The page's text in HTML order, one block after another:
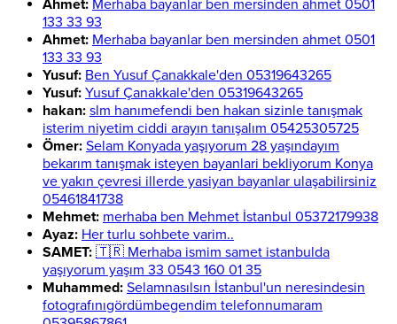
Ahmet: Merhaba bayanlar ben mersinden ahmet 0501
133 33 93
Ahmet: Merhaba bayanlar ben mersinden ahmet 0501
133 33 93
Yusuf: Ben Yusuf Çanakkale'den 05319643265
Yusuf: Yusuf Çanakkale'den 05319643265
hakan: slm hanımefendi ben hakan sizinle tanışmak
isterim niyetim ciddi arayın tanışalım 05425305725
Ömer: Selam Konyada yaşıyorum 28 yaşındayım
bekarım tanışmak isteyen bayanlari bekliyorum Konya
ve yakın çevresi illerde yasiyan bayanlar ulaşabilirsiniz
05461841738
Mehmet: merhaba ben Mehmet İstanbul 05372179938
Ayaz: Her turlu sohbete varim..
SAMET: 🇹🇷 Merhaba ismim samet istanbulda
yaşıyorum yaşım 33 0543 160 01 35
Muhammed: Selamnasılsın İstanbul'un neresindesin
fotografınıgördümbegendim telefonnumaram